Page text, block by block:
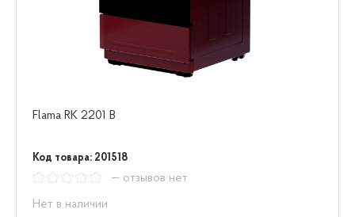
Flama RK 2201 B
Код товара: 201518
— отзывов нет
Нет в наличии